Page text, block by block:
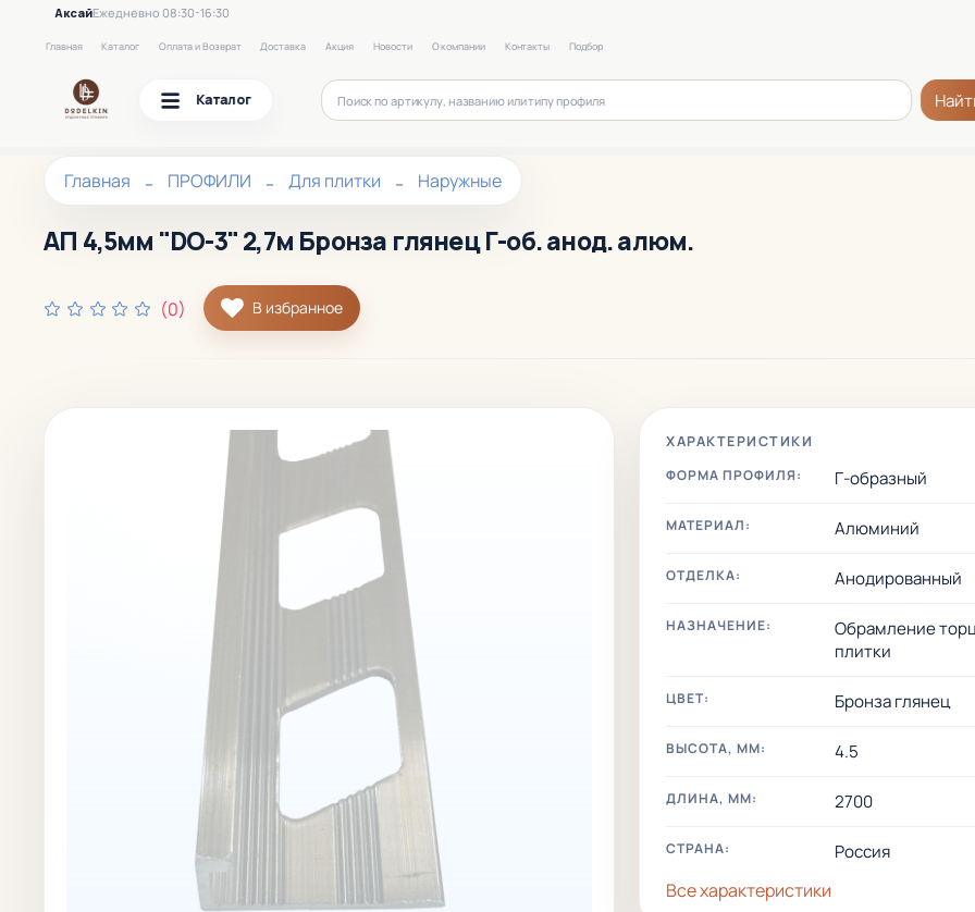
АксайЕжедневно 08:30-16:30
Главная Каталог Оплата и Возврат Доставка Акция Новости О компании Контакты Подбор
Каталог
Главная ПРОФИЛИ Для плитки Наружные
АП 4,5мм "DO-3" 2,7м Бронза глянец Г-об. анод. алюм.
(0) В избранное
ХАРАКТЕРИСТИКИ
ФОРМА ПРОФИЛЯ:
Г-образный
МАТЕРИАЛ: Алюминий
ОТДЕЛКА: Анодированный
НАЗНАЧЕНИЕ:
Обрамление
плитки
ЦВЕТ: Бронза глянец
ВЫСОТА, ММ: 4.5
ДЛИНА, ММ: 2700
СТРАНА: Россия
Все характеристики